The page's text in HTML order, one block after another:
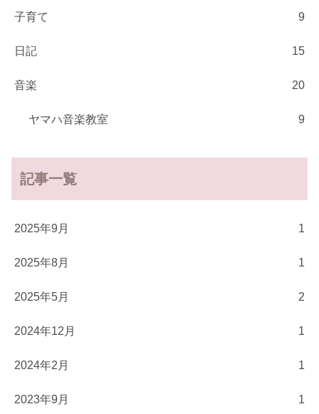
子育て 9
日記 15
音楽 20
ヤマハ音楽教室 9
記事一覧
2025年9月 1
2025年8月 1
2025年5月 2
2024年12月 1
2024年2月 1
2023年9月 1